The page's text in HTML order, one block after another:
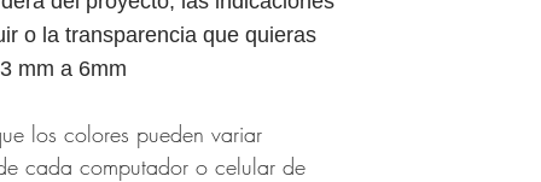
o la transparencia que quieras
mm a 6mm
los colores pueden variar
cada computador o celular de